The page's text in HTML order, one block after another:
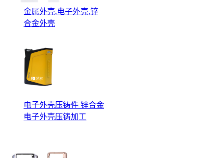
金属外壳,电子外壳,锌
合金外壳
电子外壳压铸件 锌合金
电子外壳压铸加工